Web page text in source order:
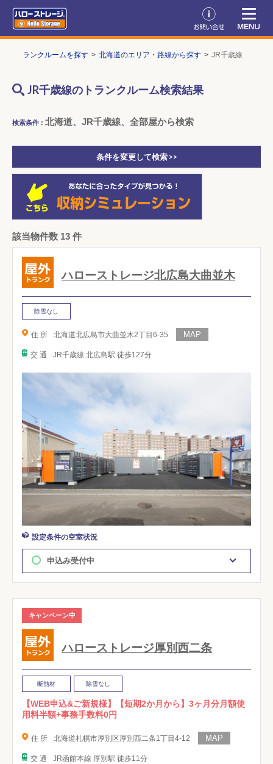
トランクルームを探す 北海道のエリア・路線から探す JR千歳線
JR千歳線のトランクルーム検索結果
検索条件 : 北海道、JR千歳線、全部屋から検索
条件を変更して検索 >>
該当物件数 13 件
ハローストレージ北広島大曲並木
除雪なし
住 所 北海道北広島市大曲並木2丁目6-35
交 通 JR千歳線 北広島駅 徒歩127分
設定条件の空室状況
申込み受付中
キャンペーン中
ハローストレージ厚別西二条
断熱材 除雪なし
【WEB申込&ご新規様】【短期2か月から】3ヶ月分月額使
用料半額+事務手数料0円
住 所 北海道札幌市厚別区厚別西二条1丁目4-12
交 通 JR函館本線 厚別駅 徒歩11分